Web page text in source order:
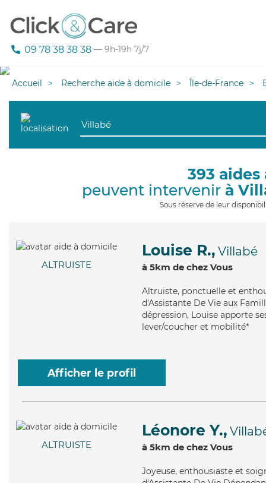
09 78 38 38 38 — 9h-19h 7j/7
Accueil Recherche aide à domicile Île-de-France
393
peuvent intervenir à
Sous réserve de leur
ALTRUISTE
Louise R., Villabé
à 5km de chez Vous
Altruiste, ponctuelle et
d'Assistante De Vie aux
dépression, Louise apporte
lever/coucher et mobilité*
Afficher le profil
ALTRUISTE
Léonore Y.,
à 5km de chez Vous
Joyeuse, enthousiaste et